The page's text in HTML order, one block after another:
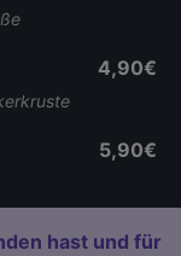
4,90€
5,90€
hast und für